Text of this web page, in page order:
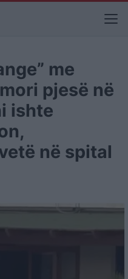
me
pjesë në
ishte
në spital